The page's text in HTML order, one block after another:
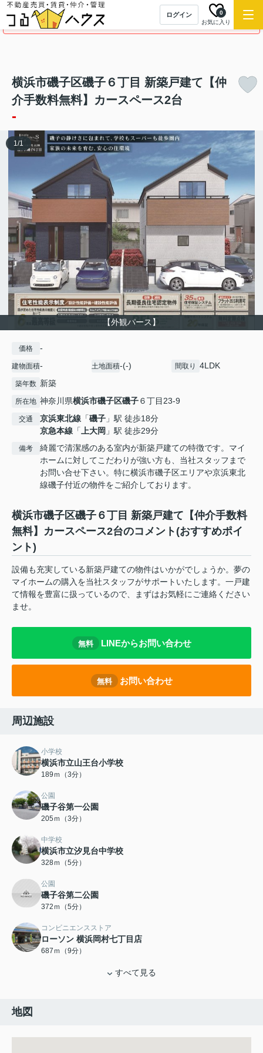
ログイン
お気に入り
0
この物件の募集は終了しました。
横浜市磯子区磯子６丁目 新築戸建て【仲
介手数料無料】カースペース2台
-
【外観パース】
1/1
価格 -
建物面積- 土地面積-(-) 間取り 4LDK
築年数 新築
所在地 神奈川県横浜市磯子区磯子６丁目23-9
交通 京浜東北線 「磯子 」駅 徒歩18分
京急本線 「上大岡 」駅 徒歩29分
備考
綺麗で清潔感のある室内が新築戸建ての特徴です。マイ
ホームに対してこだわりが強い方も、当社スタッフまで
お問い合せ下さい。特に横浜市磯子区エリアや京浜東北
線磯子付近の物件をご紹介しております。
横浜市磯子区磯子６丁目 新築戸建て【仲介手数料
無料】カースペース2台のコメント(おすすめポイ
ント)
設備も充実している新築戸建ての物件はいかがでしょうか。夢の
マイホームの購入を当社スタッフがサポートいたします。一戸建
て情報を豊富に扱っているので、まずはお気軽にご連絡ください
ませ。
無料 LINEからお問い合わせ
無料 お問い合わせ
周辺施設
小学校
横浜市立山王台小学校
189ｍ（3分）
公園
磯子谷第一公園
205ｍ（3分）
中学校
横浜市立汐見台中学校
328ｍ（5分）
公園
磯子谷第二公園
372ｍ（5分）
コンビニエンスストア
ローソン 横浜岡村七丁目店
687ｍ（9分）
すべて見る
地図